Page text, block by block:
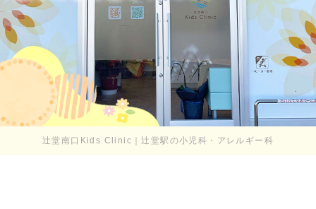
辻堂南口Kids Clinic｜辻堂駅の小児科・アレルギー科